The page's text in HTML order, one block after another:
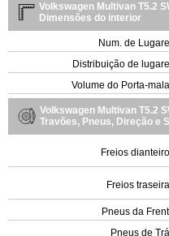
Volkswagen Multivan T5.2
Dimensões do interior
Num. de
Distribuição de
Volume do Porta-
Volkswagen Multivan T5.2
Travões, Pneus, Direção e
Freios
Freios
Pneus da
Pneus de